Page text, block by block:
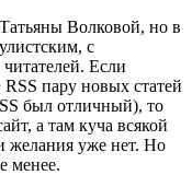
Волковой, но в
с
Если
пару новых статей
был отличный), то
а там куча всякой
желания уже нет. Но
менее.